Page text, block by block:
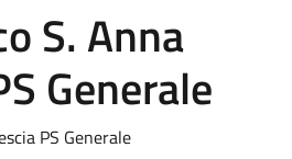
S. Anna
Generale
PS Generale